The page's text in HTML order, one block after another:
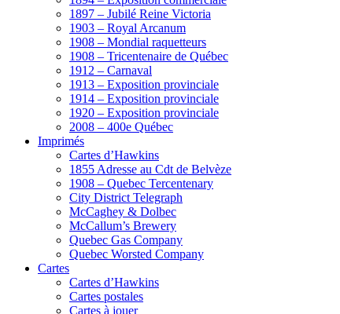
1897 – Jubilé Reine Victoria
1903 – Royal Arcanum
1908 – Mondial raquetteurs
1908 – Tricentenaire de Québec
1912 – Carnaval
1913 – Exposition provinciale
1914 – Exposition provinciale
1920 – Exposition provinciale
2008 – 400e Québec
Imprimés
Cartes d’Hawkins
1855 Adresse au Cdt de Belvèze
1908 – Quebec Tercentenary
City District Telegraph
McCaghey & Dolbec
McCallum’s Brewery
Quebec Gas Company
Quebec Worsted Company
Cartes
Cartes d’Hawkins
Cartes postales
Cartes à jouer